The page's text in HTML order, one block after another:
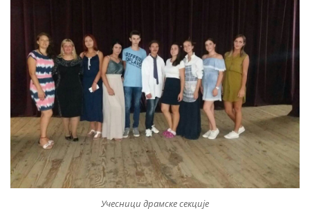
Учесници драмске секције